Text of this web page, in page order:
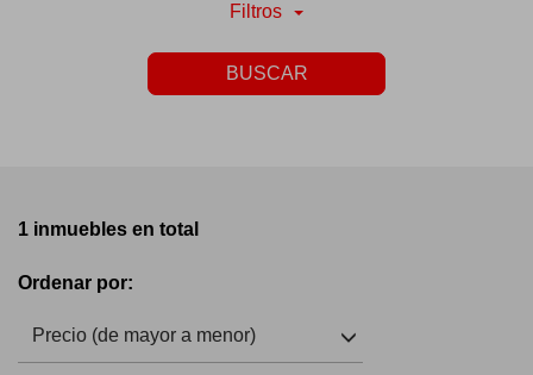
Filtros
BUSCAR
1 inmuebles en total
Ordenar por:
Precio (de mayor a menor)